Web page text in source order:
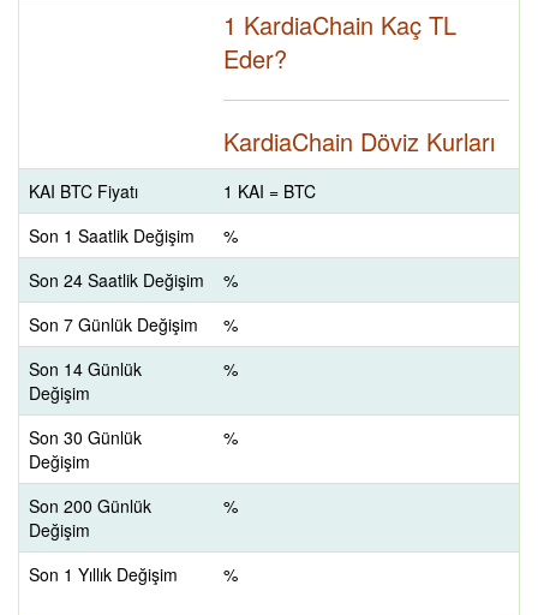
1 KardiaChain Kaç TL
Eder?
KardiaChain Döviz Kurları
KAI BTC Fiyatı
1 KAI = BTC
Son 1 Saatlik Değişim
%
Son 24 Saatlik Değişim
%
Son 7 Günlük Değişim
%
Son 14 Günlük
Değişim
%
Son 30 Günlük
Değişim
%
Son 200 Günlük
Değişim
%
Son 1 Yıllık Değişim %